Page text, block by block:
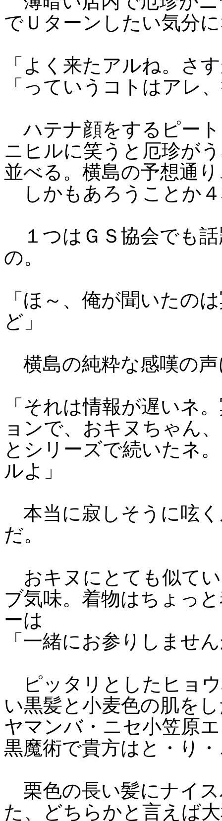
でＵターンしたい気分
「よく来たアルね。さ
「っていうコトはアレ
ハテナ顔をするピー
ニヒルに笑うと厄珍が
並べる。横島の予想通
しかもあろうことか
１つはＧＳ協会でも
の。
「ほ～、俺が聞いたの
ど」
横島の純粋な感嘆の
「それは情報が遅いネ
ョンで、おキヌちゃん
とシリーズで続いたネ
ルよ」
本当に寂しそうに呟
だ。
おキヌにとても似て
ブ気味。着物はちょっ
ーは
「一緒にお参りしませ
ピッタリとしたヒョ
い黒髪と小麦色の肌を
ヤマンバ・ニセ小笠原
黒魔術で貴方はと・り
栗色の長い髪にナイ
た、どちらかと言えば